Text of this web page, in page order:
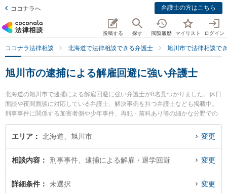
ココナラへ 弁護士の方はこちら
投稿する 探す 閲覧履歴 マイリスト ログイン
ココナラ法律相談 北海道で法律相談できる弁護士 旭川市で法律相談で
旭川市の逮捕による解雇回避に強い弁護士
北海道の旭川市で逮捕による解雇回避に強い弁護士が8名見つかりました。休日
面談や夜間面談に対応している弁護士、解決事例を持つ弁護士なども掲載中。
刑事事件に関係する加害者側や少年事件、再犯・前科あり等の細かな分野での
絞り込み検索もでき便利です。特に富良野・凛と法律事務所の足立 敬太弁護士
や大平法律事務所の大平 祐大弁護士、弁護士法人道北法律事務所の太田 寛章弁
相談したい』『逮捕による解雇回避のトラブル解決の実績豊富な近くの弁護士
を検索したい』『初回相談無料で逮捕による解雇回避を法律相談できる旭川市
内の弁護士に相談予約したい』などでお困りの相談者さんにおすすめです。
エリア 北海道、旭川市 変更
相談内容 刑事事件、逮捕による解雇・退学回避 変更
詳細条件 未選択 変更